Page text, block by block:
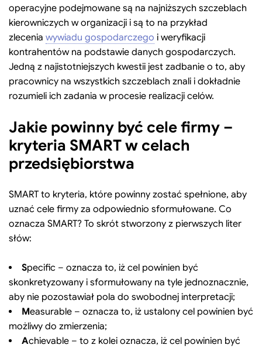
operacyjne podejmowane są na najniższych szczeblach
kierowniczych w organizacji i są to na przykład
zlecenia wywiadu gospodarczego i weryfikacji
kontrahentów na podstawie danych gospodarczych.
Jedną z najistotniejszych kwestii jest zadbanie o to, aby
pracownicy na wszystkich szczeblach znali i dokładnie
rozumieli ich zadania w procesie realizacji celów.
Jakie powinny być cele firmy –
kryteria SMART w celach
przedsiębiorstwa
SMART to kryteria, które powinny zostać spełnione, aby
uznać cele firmy za odpowiednio sformułowane. Co
oznacza SMART? To skrót stworzony z pierwszych liter
słów:
Specific – oznacza to, iż cel powinien być
skonkretyzowany i sformułowany na tyle jednoznacznie,
aby nie pozostawiał pola do swobodnej interpretacji;
Measurable – oznacza to, iż ustalony cel powinien być
możliwy do zmierzenia;
Achievable – to z kolei oznacza, iż cel powinien być